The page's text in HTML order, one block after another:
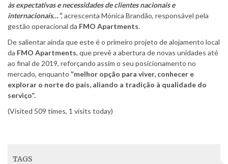
às expectativas e necessidades de clientes nacionais e
internacionais…”, acrescenta Mónica Brandão, responsável pela
gestão operacional da FMO Apartments.
De salientar ainda que este é o primeiro projeto de alojamento local
da FMO Apartments, que prevê a abertura de novas unidades até
ao final de 2019, reforçando assim o seu posicionamento no
mercado, enquanto “melhor opção para viver, conhecer e
explorar o norte do país, aliando a tradição à qualidade do
serviço”.
(Visited 509 times, 1 visits today)
TAGS